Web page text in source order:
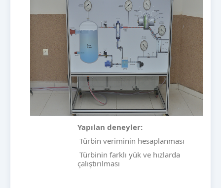
Yapılan deneyler:
Türbin veriminin hesaplanması
Türbinin farklı yük ve hızlarda
çalıştırılması